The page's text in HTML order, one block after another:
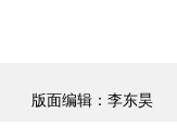
版面编辑：李东昊